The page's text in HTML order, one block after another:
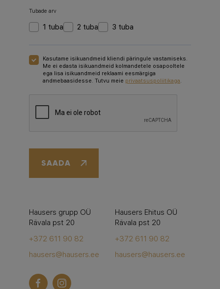
Tubade arv
1 tuba 2 tuba 3 tuba
Kasutame isikuandmeid kliendi päringule vastamiseks.
Me ei edasta isikuandmeid kolmandetele osapooltele
ega lisa isikuandmeid reklaami eesmärgiga
andmebaasidesse. Tutvu meie privaatsuspoliitikaga.
SAADA
Hausers grupp OÜ
Rävala pst 20
+372 611 90 82
hausers@hausers.ee
Hausers Ehitus OÜ
Rävala pst 20
+372 611 90 82
hausers@hausers.ee